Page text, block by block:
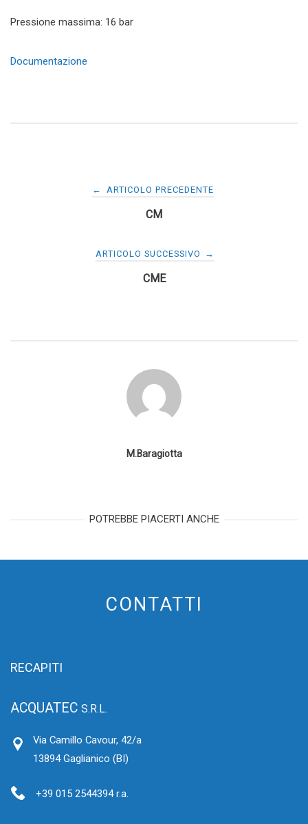
Pressione massima: 16 bar
Documentazione
Navigazione
← ARTICOLO PRECEDENTE
CM
ARTICOLO SUCCESSIVO →
CME
M.Baragiotta
POTREBBE PIACERTI ANCHE
CONTATTI
RECAPITI
ACQUATEC S.R.L.
Via Camillo Cavour, 42/a
13894 Gaglianico (BI)
+39 015 2544394 r.a.